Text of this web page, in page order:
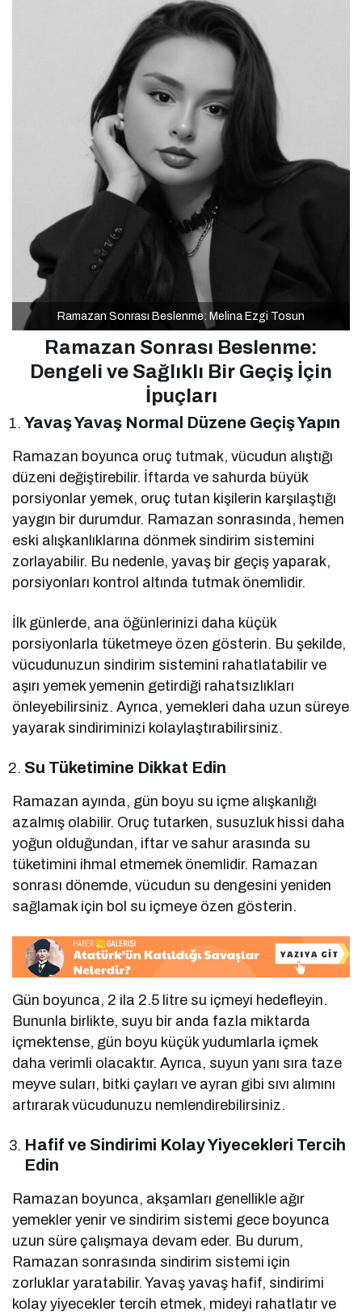
Ramazan Sonrası Beslenme: Melina Ezgi Tosun
Ramazan Sonrası Beslenme:
Dengeli ve Sağlıklı Bir Geçiş İçin
İpuçları
Yavaş Yavaş Normal Düzene Geçiş Yapın
Ramazan boyunca oruç tutmak, vücudun alıştığı
düzeni değiştirebilir. İftarda ve sahurda büyük
porsiyonlar yemek, oruç tutan kişilerin karşılaştığı
yaygın bir durumdur. Ramazan sonrasında, hemen
eski alışkanlıklarına dönmek sindirim sistemini
zorlayabilir. Bu nedenle, yavaş bir geçiş yaparak,
porsiyonları kontrol altında tutmak önemlidir.
İlk günlerde, ana öğünlerinizi daha küçük
porsiyonlarla tüketmeye özen gösterin. Bu şekilde,
vücudunuzun sindirim sistemini rahatlatabilir ve
aşırı yemek yemenin getirdiği rahatsızlıkları
önleyebilirsiniz. Ayrıca, yemekleri daha uzun süreye
yayarak sindiriminizi kolaylaştırabilirsiniz.
Su Tüketimine Dikkat Edin
Ramazan ayında, gün boyu su içme alışkanlığı
azalmış olabilir. Oruç tutarken, susuzluk hissi daha
yoğun olduğundan, iftar ve sahur arasında su
tüketimini ihmal etmemek önemlidir. Ramazan
sonrası dönemde, vücudun su dengesini yeniden
sağlamak için bol su içmeye özen gösterin.
Gün boyunca, 2 ila 2.5 litre su içmeyi hedefleyin.
Bununla birlikte, suyu bir anda fazla miktarda
içmektense, gün boyu küçük yudumlarla içmek
daha verimli olacaktır. Ayrıca, suyun yanı sıra taze
meyve suları, bitki çayları ve ayran gibi sıvı alımını
artırarak vücudunuzu nemlendirebilirsiniz.
Hafif ve Sindirimi Kolay Yiyecekleri Tercih
Edin
Ramazan boyunca, akşamları genellikle ağır
yemekler yenir ve sindirim sistemi gece boyunca
uzun süre çalışmaya devam eder. Bu durum,
Ramazan sonrasında sindirim sistemi için
zorluklar yaratabilir. Yavaş yavaş hafif, sindirimi
kolay yiyecekler tercih etmek, mideyi rahatlatır ve